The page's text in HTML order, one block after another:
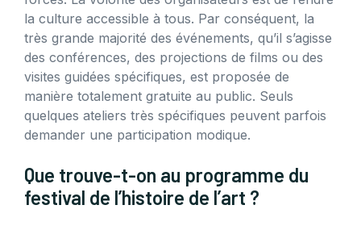
la culture accessible à tous. Par conséquent, la
très grande majorité des événements, qu’il s’agisse
des conférences, des projections de films ou des
visites guidées spécifiques, est proposée de
manière totalement gratuite au public. Seuls
quelques ateliers très spécifiques peuvent parfois
demander une participation modique.
Que trouve-t-on au programme du
festival de l’histoire de l’art ?